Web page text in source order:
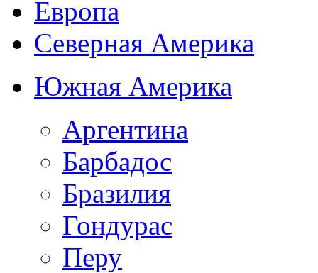
Европа
Северная Америка
Южная Америка
Аргентина
Барбадос
Бразилия
Гондурас
Перу